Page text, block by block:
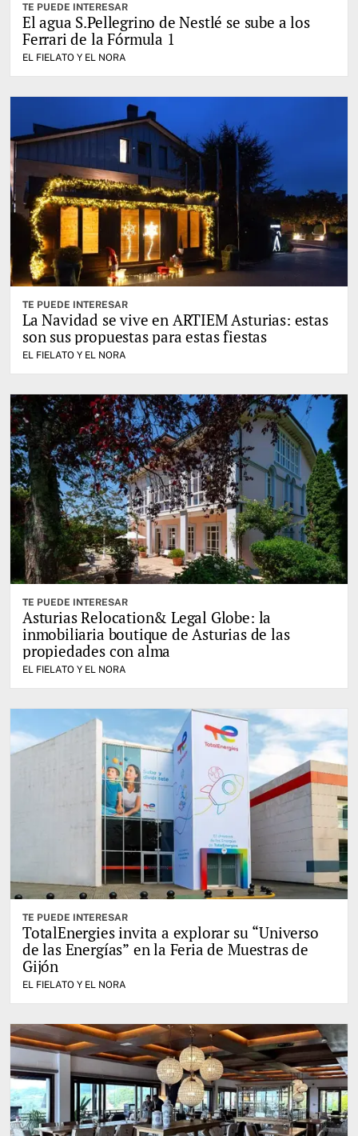
TE PUEDE INTERESAR
El agua S.Pellegrino de Nestlé se sube a los
Ferrari de la Fórmula 1
EL FIELATO Y EL NORA
TE PUEDE INTERESAR
La Navidad se vive en ARTIEM Asturias: estas
son sus propuestas para estas fiestas
EL FIELATO Y EL NORA
TE PUEDE INTERESAR
Asturias Relocation& Legal Globe: la
inmobiliaria boutique de Asturias de las
propiedades con alma
EL FIELATO Y EL NORA
TE PUEDE INTERESAR
TotalEnergies invita a explorar su “Universo
de las Energías” en la Feria de Muestras de
Gijón
EL FIELATO Y EL NORA